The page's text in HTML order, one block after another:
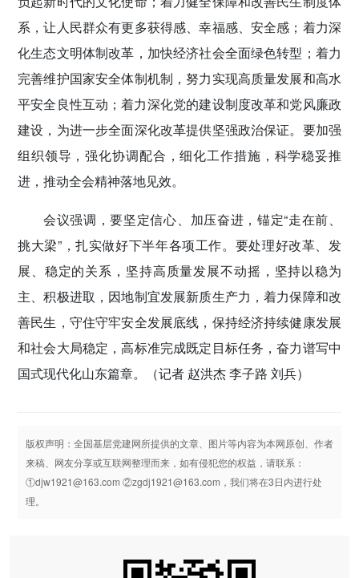
系，让人民群众有更多获得感、幸福感、安全感；着力深
化生态文明体制改革，加快经济社会全面绿色转型；着力
完善维护国家安全体制机制，努力实现高质量发展和高水
平安全良性互动；着力深化党的建设制度改革和党风廉政
建设，为进一步全面深化改革提供坚强政治保证。要加强
组织领导，强化协调配合，细化工作措施，科学稳妥推
进，推动全会精神落地见效。
会议强调，要坚定信心、加压奋进，锚定“走在前、
挑大梁”，扎实做好下半年各项工作。要处理好改革、发
展、稳定的关系，坚持高质量发展不动摇，坚持以稳为
主、积极进取，因地制宜发展新质生产力，着力保障和改
善民生，守住守牢安全发展底线，保持经济持续健康发展
和社会大局稳定，高标准完成既定目标任务，奋力谱写中
国式现代化山东篇章。（记者 赵洪杰 李子路 刘兵）
版权声明：全国基层党建网所提供的文章、图片等内容为本网原创、作者
来稿、网友分享或互联网整理而来，如有侵犯您的权益，请联系：
①djw1921@163.com ②zgdj1921@163.com，我们将在3日内进行处
理。